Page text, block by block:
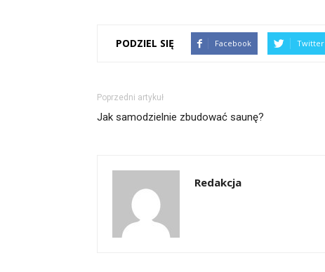
PODZIEL SIĘ Facebook Twitter
Poprzedni artykuł
Jak samodzielnie zbudować saunę?
Redakcja